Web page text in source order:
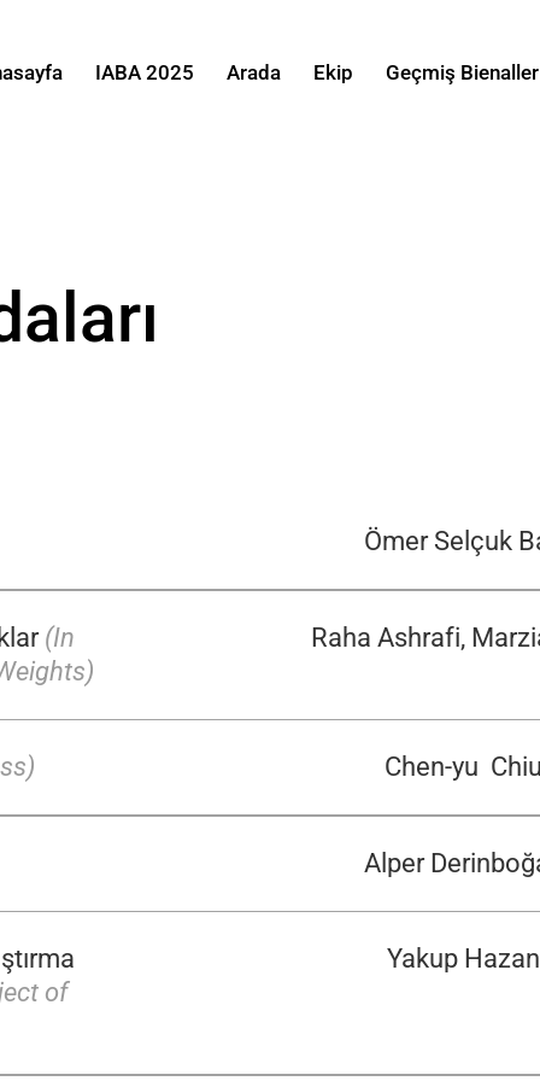
IABA 2025 Arada Ekip Geçmiş Bienaller
Ömer Selçuk
(In
Raha Ashrafi,
Chen-yu
Alper
of
Yakup Hazan